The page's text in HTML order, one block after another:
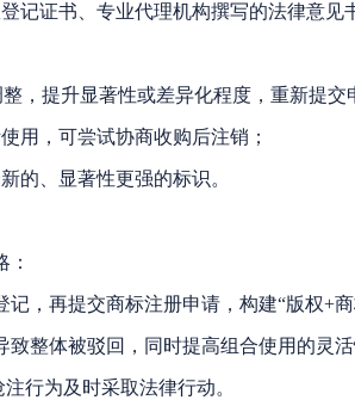
记证书、专业代理机构撰写的法律意见
，提升显著性或差异化程度，重新提交
用，可尝试协商收购后注销；
的、显著性更强的标识。
：
，再提交商标注册申请，构建“版权+
整体被驳回，同时提高组合使用的灵
行为及时采取法律行动。